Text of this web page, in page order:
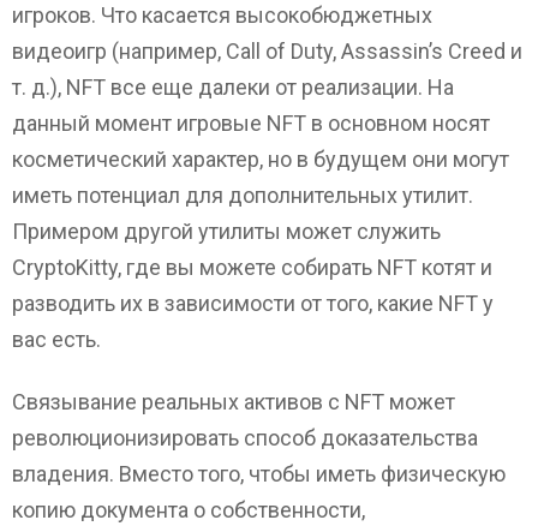
игроков. Что касается высокобюджетных
видеоигр (например, Call of Duty, Assassin’s Creed и
т. д.), NFT все еще далеки от реализации. На
данный момент игровые NFT в основном носят
косметический характер, но в будущем они могут
иметь потенциал для дополнительных утилит.
Примером другой утилиты может служить
CryptoKitty, где вы можете собирать NFT котят и
разводить их в зависимости от того, какие NFT у
вас есть.
Связывание реальных активов с NFT может
революционизировать способ доказательства
владения. Вместо того, чтобы иметь физическую
копию документа о собственности,